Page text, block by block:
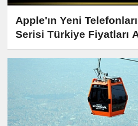
Apple'ın Yeni
Serisi Türkiye Fiyatları